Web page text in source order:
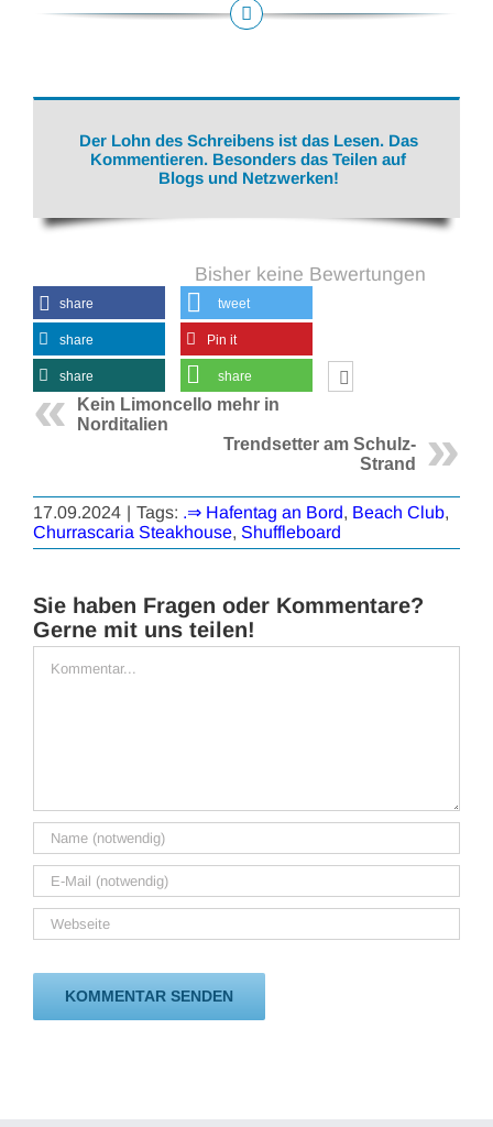
Der Lohn des Schreibens ist das Lesen. Das
Kommentieren. Besonders das Teilen auf
Blogs und Netzwerken!
Bisher keine Bewertungen
share tweet
share Pin it
share share
Kein Limoncello mehr in
Norditalien
Trendsetter am Schulz-
Strand
17.09.2024 | Tags: .⇒ Hafentag an Bord, Beach Club,
Churrascaria Steakhouse, Shuffleboard
Sie haben Fragen oder Kommentare?
Gerne mit uns teilen!